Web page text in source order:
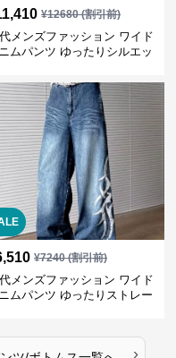
¥12680(割引前)
メンズファッション ワイド
ムパンツ ゆったりシルエッ
¥7240(割引前)
メンズファッション ワイド
ムパンツ ゆったりストレー
›